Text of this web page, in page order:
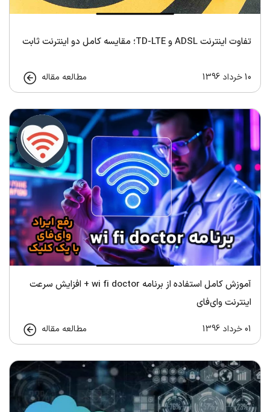
تفاوت اینترنت ADSL و TD-LTE؛ مقایسه کامل دو اینترنت ثابت
10 خرداد 1396 مطالعه مقاله
آموزش کامل استفاده از برنامه wi fi doctor + افزایش سرعت
اینترنت وای‌فای
01 خرداد 1396 مطالعه مقاله